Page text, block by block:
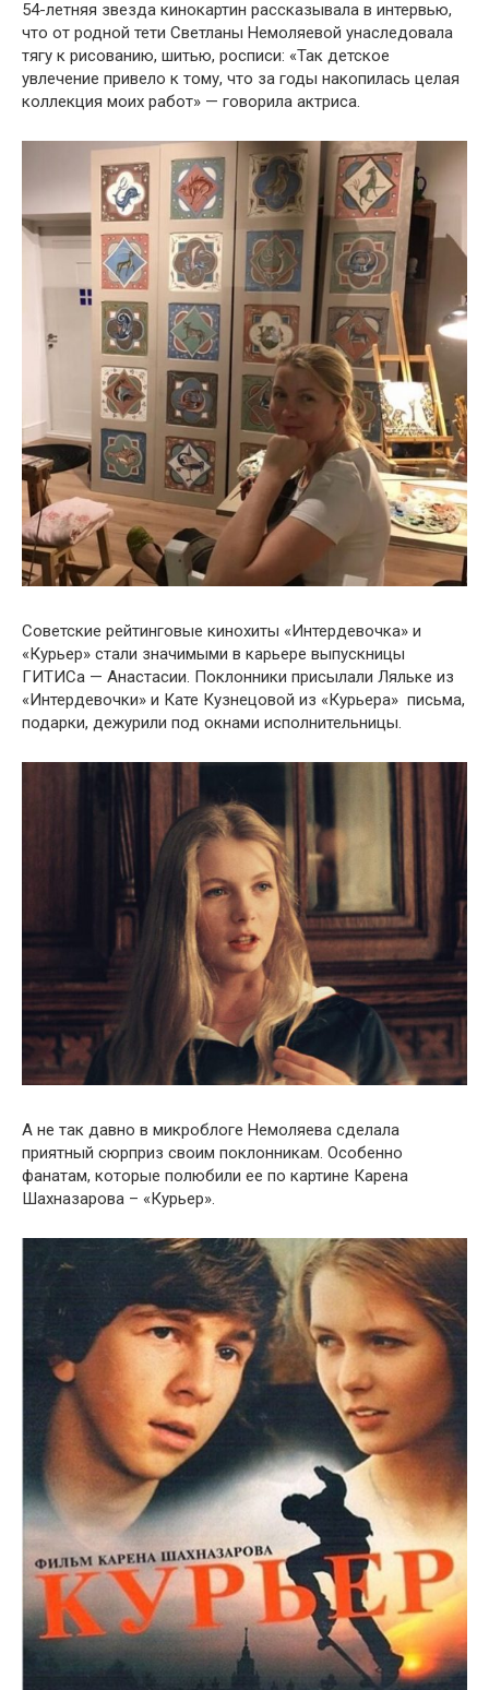
54-летняя звезда кинокартин рассказывала в интервью,
что от родной тети Светланы Немоляевой унаследовала
тягу к рисованию, шитью, росписи: «Так детское
увлечение привело к тому, что за годы накопилась целая
коллекция моих работ» — говорила актриса.
Советские рейтинговые кинохиты «Интердевочка» и
«Курьер» стали значимыми в карьере выпускницы
ГИТИСа — Анастасии. Поклонники присылали Ляльке из
«Интердевочки» и Кате Кузнецовой из «Курьера» письма,
подарки, дежурили под окнами исполнительницы.
А не так давно в микроблоге Немоляева сделала
приятный сюрприз своим поклонникам. Особенно
фанатам, которые полюбили ее по картине Карена
Шахназарова – «Курьер».